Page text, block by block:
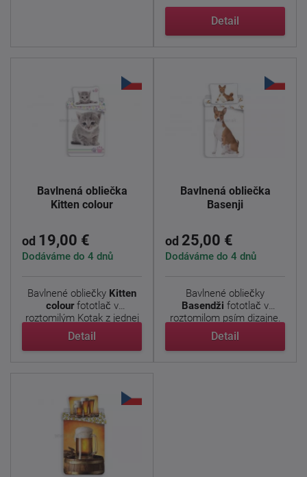
Detail
Bavlnená obliečka
Kitten colour
od 19,00 €
Dodáváme do 4 dnů
Bavlnené obliečky Kitten
colourfototlač v
roztomilým Kotak z jednej
...
Detail
Bavlnená obliečka
Basenji
od 25,00 €
Dodáváme do 4 dnů
Bavlnené obliečky
Basendži fototlač v
roztomilom psím dizajne.
...
Detail